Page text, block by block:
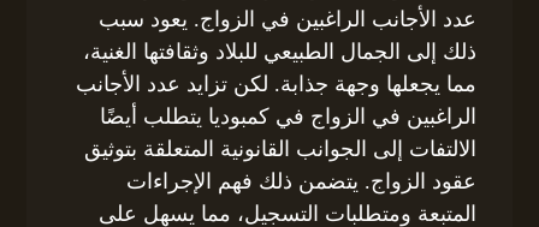
عدد الأجانب الراغبين في الزواج. يعود سبب
ذلك إلى الجمال الطبيعي للبلاد وثقافتها الغنية،
مما يجعلها وجهة جذابة. لكن تزايد عدد الأجانب
الراغبين في الزواج في كمبوديا يتطلب أيضًا
الالتفات إلى الجوانب القانونية المتعلقة بتوثيق
عقود الزواج. يتضمن ذلك فهم الإجراءات
المتبعة ومتطلبات التسجيل، مما يسهل على